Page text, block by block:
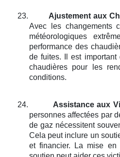
23. Ajustement aux
Avec les changements
météorologiques
performance des
de fuites. Il est important
chaudières pour les
conditions.
24. Assistance aux
personnes affectées par
de gaz nécessitent
Cela peut inclure un
et financier. La mise en